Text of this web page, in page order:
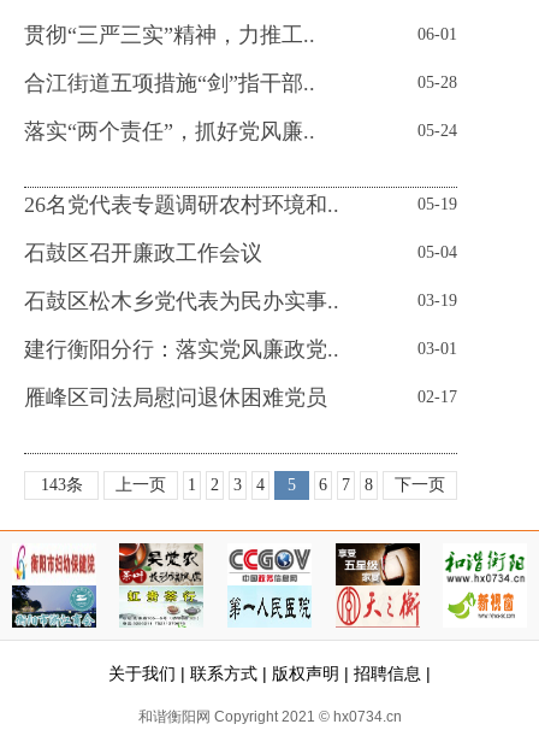
贯彻“三严三实”精神，力推工.. 06-01
合江街道五项措施“剑”指干部.. 05-28
落实“两个责任”，抓好党风廉.. 05-24
26名党代表专题调研农村环境和.. 05-19
石鼓区召开廉政工作会议 05-04
石鼓区松木乡党代表为民办实事.. 03-19
建行衡阳分行：落实党风廉政党.. 03-01
雁峰区司法局慰问退休困难党员 02-17
143条 上一页 1 2 3 4 5 6 7 8 下一页
关于我们 | 联系方式 | 版权声明 | 招聘信息 |
和谐衡阳网 Copyright 2021 © hx0734.cn